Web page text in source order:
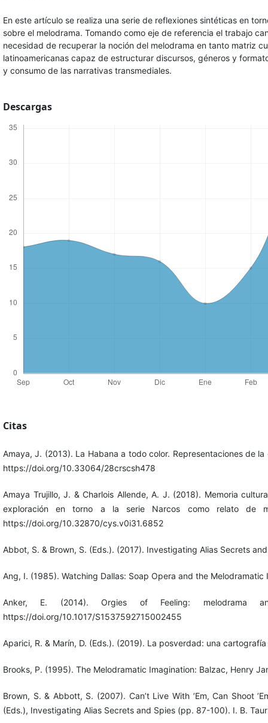
En este artículo se realiza una serie de reflexiones sintéticas en
sobre el melodrama. Tomando como eje de referencia el trabajo
necesidad de recuperar la noción del melodrama en tanto matriz
latinoamericanas capaz de estructurar discursos, géneros y
y consumo de las narrativas transmediales.
Descargas
Citas
Amaya, J. (2013). La Habana a todo color. Representaciones de
https://doi.org/10.33064/28crscsh478
Amaya Trujillo, J. & Charlois Allende, A. J. (2018). Memoria
exploración en torno a la serie Narcos como relato de
https://doi.org/10.32870/cys.v0i31.6852
Abbot, S. & Brown, S. (Eds.). (2017). Investigating Alias Secrets
Ang, I. (1985). Watching Dallas: Soap Opera and the Melodramatic
Anker, E. (2014). Orgies of Feeling: melodrama
https://doi.org/10.1017/S1537592715002455
Aparici, R. & Marín, D. (Eds.). (2019). La posverdad: una
Brooks, P. (1995). The Melodramatic Imagination: Balzac, Henry
Brown, S. & Abbott, S. (2007). Can’t Live With ’Em, Can Shoot
(Eds.), Investigating Alias Secrets and Spies (pp. 87-100). I. B.